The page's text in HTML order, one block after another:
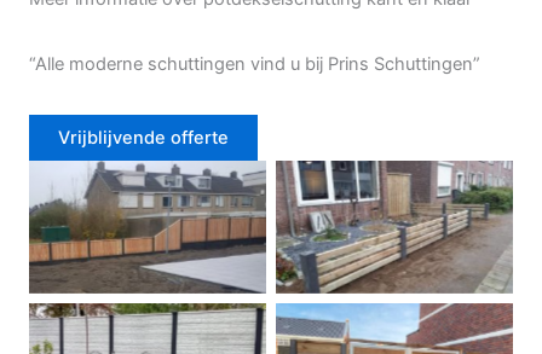
“Alle moderne schuttingen vind u bij Prins Schuttingen”
Vrijblijvende offerte
Douglas schutting Tuinhek voortuin